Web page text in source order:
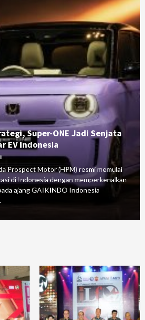
Super-ONE Jadi Senjata
EV Indonesia
Prospect Motor (HPM) resmi memulai
di Indonesia dengan memperkenalkan
ajang GAIKINDO Indonesia